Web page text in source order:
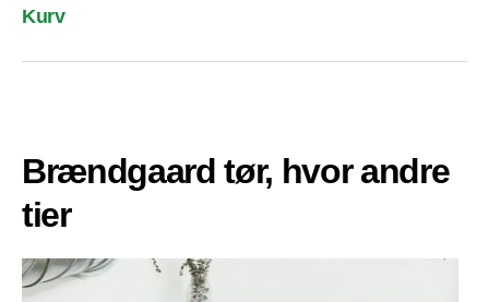
Kurv
Brændgaard tør, hvor andre
tier